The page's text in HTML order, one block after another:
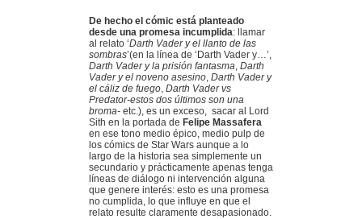
De hecho el cómic está planteado
desde una promesa incumplida: llamar
al relato ‘Darth Vader y el llanto de las
sombras’(en la línea de ‘Darth Vader y…’,
Darth Vader y la prisión fantasma Darth
Vader y el noveno asesino Darth Vader y
el cáliz de fuego Darth Vader vs
Predator-estos dos últimos son una
broma- etc.), es un exceso, sacar al Lord
Sith en la portada de Felipe Massafera
en ese tono medio épico, medio pulp de
los cómics de Star Wars aunque a lo
largo de la historia sea simplemente un
secundario y prácticamente apenas tenga
líneas de diálogo ni intervención alguna
que genere interés: esto es una promesa
no cumplida, lo que influye en que el
relato resulte claramente desapasionado.